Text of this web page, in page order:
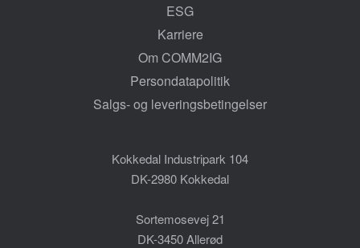
ESG
Karriere
Om COMM2IG
Persondatapolitik
Salgs- og leveringsbetingelser
Kokkedal Industripark 104
DK-2980 Kokkedal
Sortemosevej 21
DK-3450 Allerød